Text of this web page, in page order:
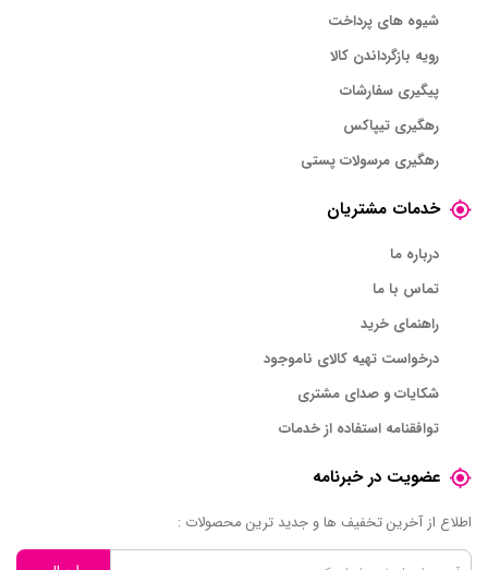
شیوه های پرداخت
رویه بازگرداندن کالا
پیگیری سفارشات
رهگیری تیپاکس
رهگیری مرسولات پستی
خدمات مشتریان
درباره ما
تماس با ما
راهنمای خرید
درخواست تهیه کالای ناموجود
شکایات و صدای مشتری
توافقنامه استفاده از خدمات
عضویت در خبرنامه
اطلاع از آخرین تخفیف ها و جدید ترین محصولات :